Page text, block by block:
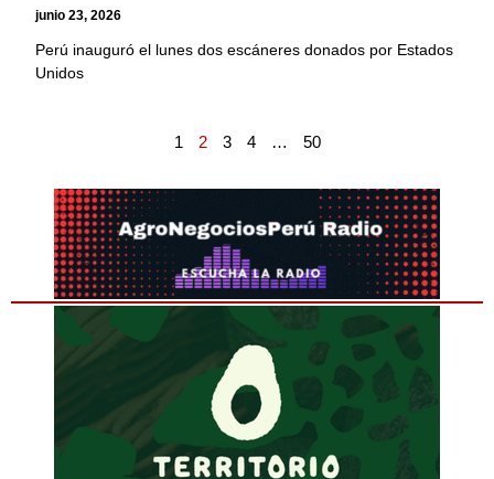
junio 23, 2026
Perú inauguró el lunes dos escáneres donados por Estados
Unidos
1 2 3 4 … 50